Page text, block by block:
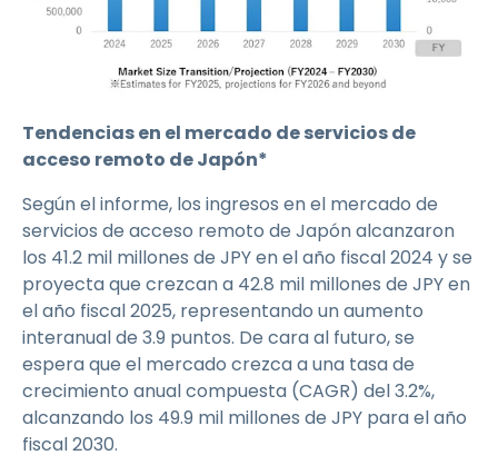
Tendencias en el mercado de servicios de
acceso remoto de Japón*
Según el informe, los ingresos en el mercado de
servicios de acceso remoto de Japón alcanzaron
los 41.2 mil millones de JPY en el año fiscal 2024 y se
proyecta que crezcan a 42.8 mil millones de JPY en
el año fiscal 2025, representando un aumento
interanual de 3.9 puntos. De cara al futuro, se
espera que el mercado crezca a una tasa de
crecimiento anual compuesta (CAGR) del 3.2%,
alcanzando los 49.9 mil millones de JPY para el año
fiscal 2030.